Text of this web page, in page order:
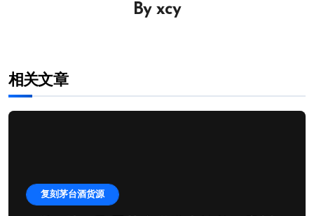
By xcy
相关文章
复刻茅台酒货源